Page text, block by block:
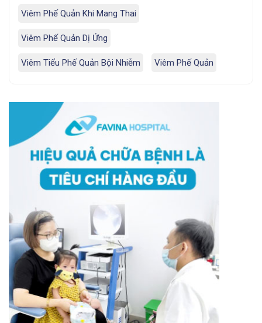
Viêm Phế Quản Khi Mang Thai
Viêm Phế Quản Dị Ứng
Viêm Tiểu Phế Quản Bội Nhiễm Viêm Phế Quản